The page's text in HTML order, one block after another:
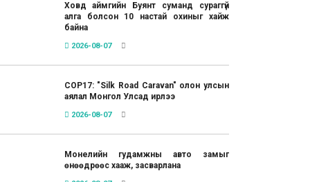
Ховд аймгийн Буянт суманд сураггүй
алга болсон 10 настай охиныг хайж
байна
2026-08-07
COP17: "Silk Road Caravan" олон улсын
аялал Монгол Улсад ирлээ
2026-08-07
Монелийн гудамжны авто замыг
өнөөдрөөс хааж, засварлана